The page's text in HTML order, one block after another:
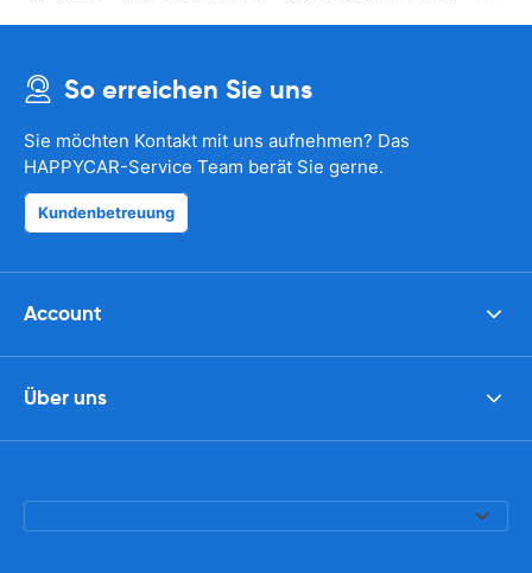
So erreichen Sie uns
Sie möchten Kontakt mit uns aufnehmen? Das
HAPPYCAR-Service Team berät Sie gerne.
Kundenbetreuung
Account
Über uns